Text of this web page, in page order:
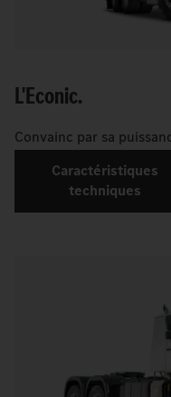
L'Econic.
Convainc par sa
Caractéristiques
techniques